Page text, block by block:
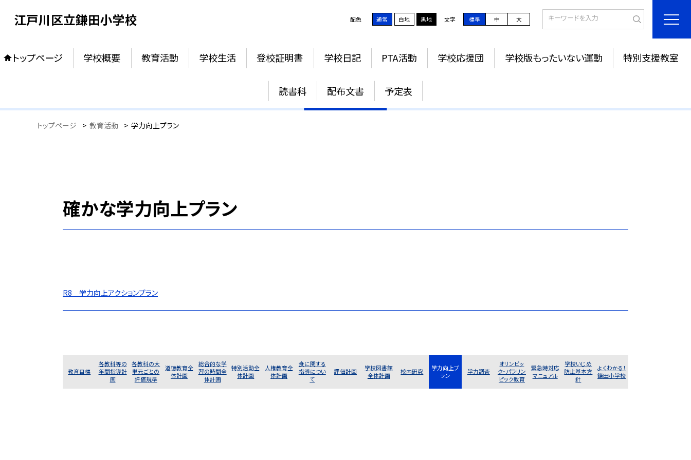
江戸川区立鎌田小学校 配色 通常 白地 黒地 文字 標準 中 大
トップページ 学校概要 教育活動 学校生活 登校証明書 学校日記 PTA活動 学校応援団 学校版もったいない運動 特別支援教室
読書科 配布文書 予定表
学力向上プラン
トップページ > 教育活動 > 学力向上プラン
確かな学力向上プラン
R8 学力向上アクションプラン
教育目標
各教科等の
年間指導計
画
各教科の大
単元ごとの
評価規準
道徳教育全
体計画
総合的な学
習の時間全
体計画
特別活動全
体計画
人権教育全
体計画
食に関する
指導につい
て
評価計画
学校図書館
全体計画
校内研究
学力向上プ
ラン
学力調査
オリンピッ
ク・パラリン
ピック教育
緊急時対応
マニュアル
学校いじめ
防止基本方
針
よくわかる！
鎌田小学校